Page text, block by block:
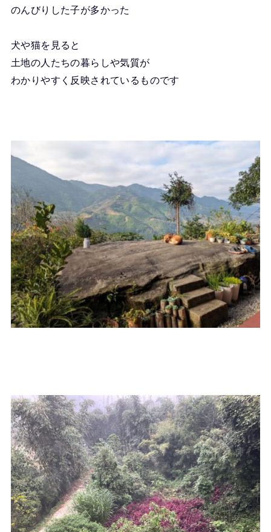
のんびりした子が多かった
犬や猫を見ると
土地の人たちの暮らしや気質が
わかりやすく反映されているものです